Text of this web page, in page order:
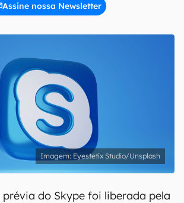
Assine nossa Newsletter
li, aceito e concordo com os Termos de
de Privacidade do Canaltech.
Eyestetix Studio/Unsplash
do Skype foi liberada pela